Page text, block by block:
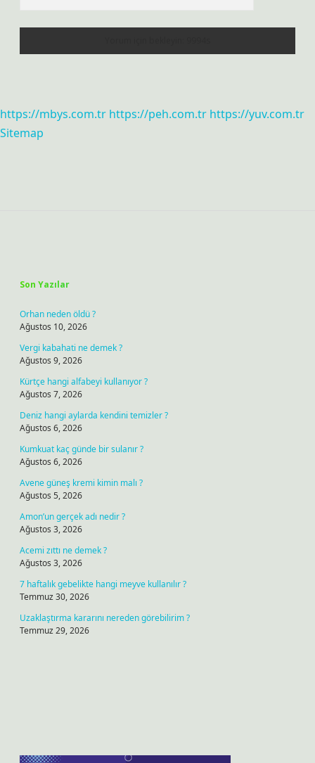
https://mbys.com.tr https://peh.com.tr https://yuv.com.tr
Sitemap
Son Yazılar
Orhan neden öldü ?
Ağustos 10, 2026
Vergi kabahati ne demek ?
Ağustos 9, 2026
Kürtçe hangi alfabeyi kullanıyor ?
Ağustos 7, 2026
Deniz hangi aylarda kendini temizler ?
Ağustos 6, 2026
Kumkuat kaç günde bir sulanır ?
Ağustos 6, 2026
Avene güneş kremi kimin malı ?
Ağustos 5, 2026
Amon’un gerçek adı nedir ?
Ağustos 3, 2026
Acemi zıttı ne demek ?
Ağustos 3, 2026
7 haftalık gebelikte hangi meyve kullanılır ?
Temmuz 30, 2026
Uzaklaştırma kararını nereden görebilirim ?
Temmuz 29, 2026